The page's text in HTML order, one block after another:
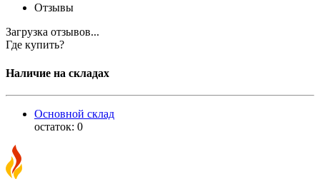
Отзывы
Загрузка отзывов...
Где купить?
Наличие на складах
Основной склад
остаток: 0